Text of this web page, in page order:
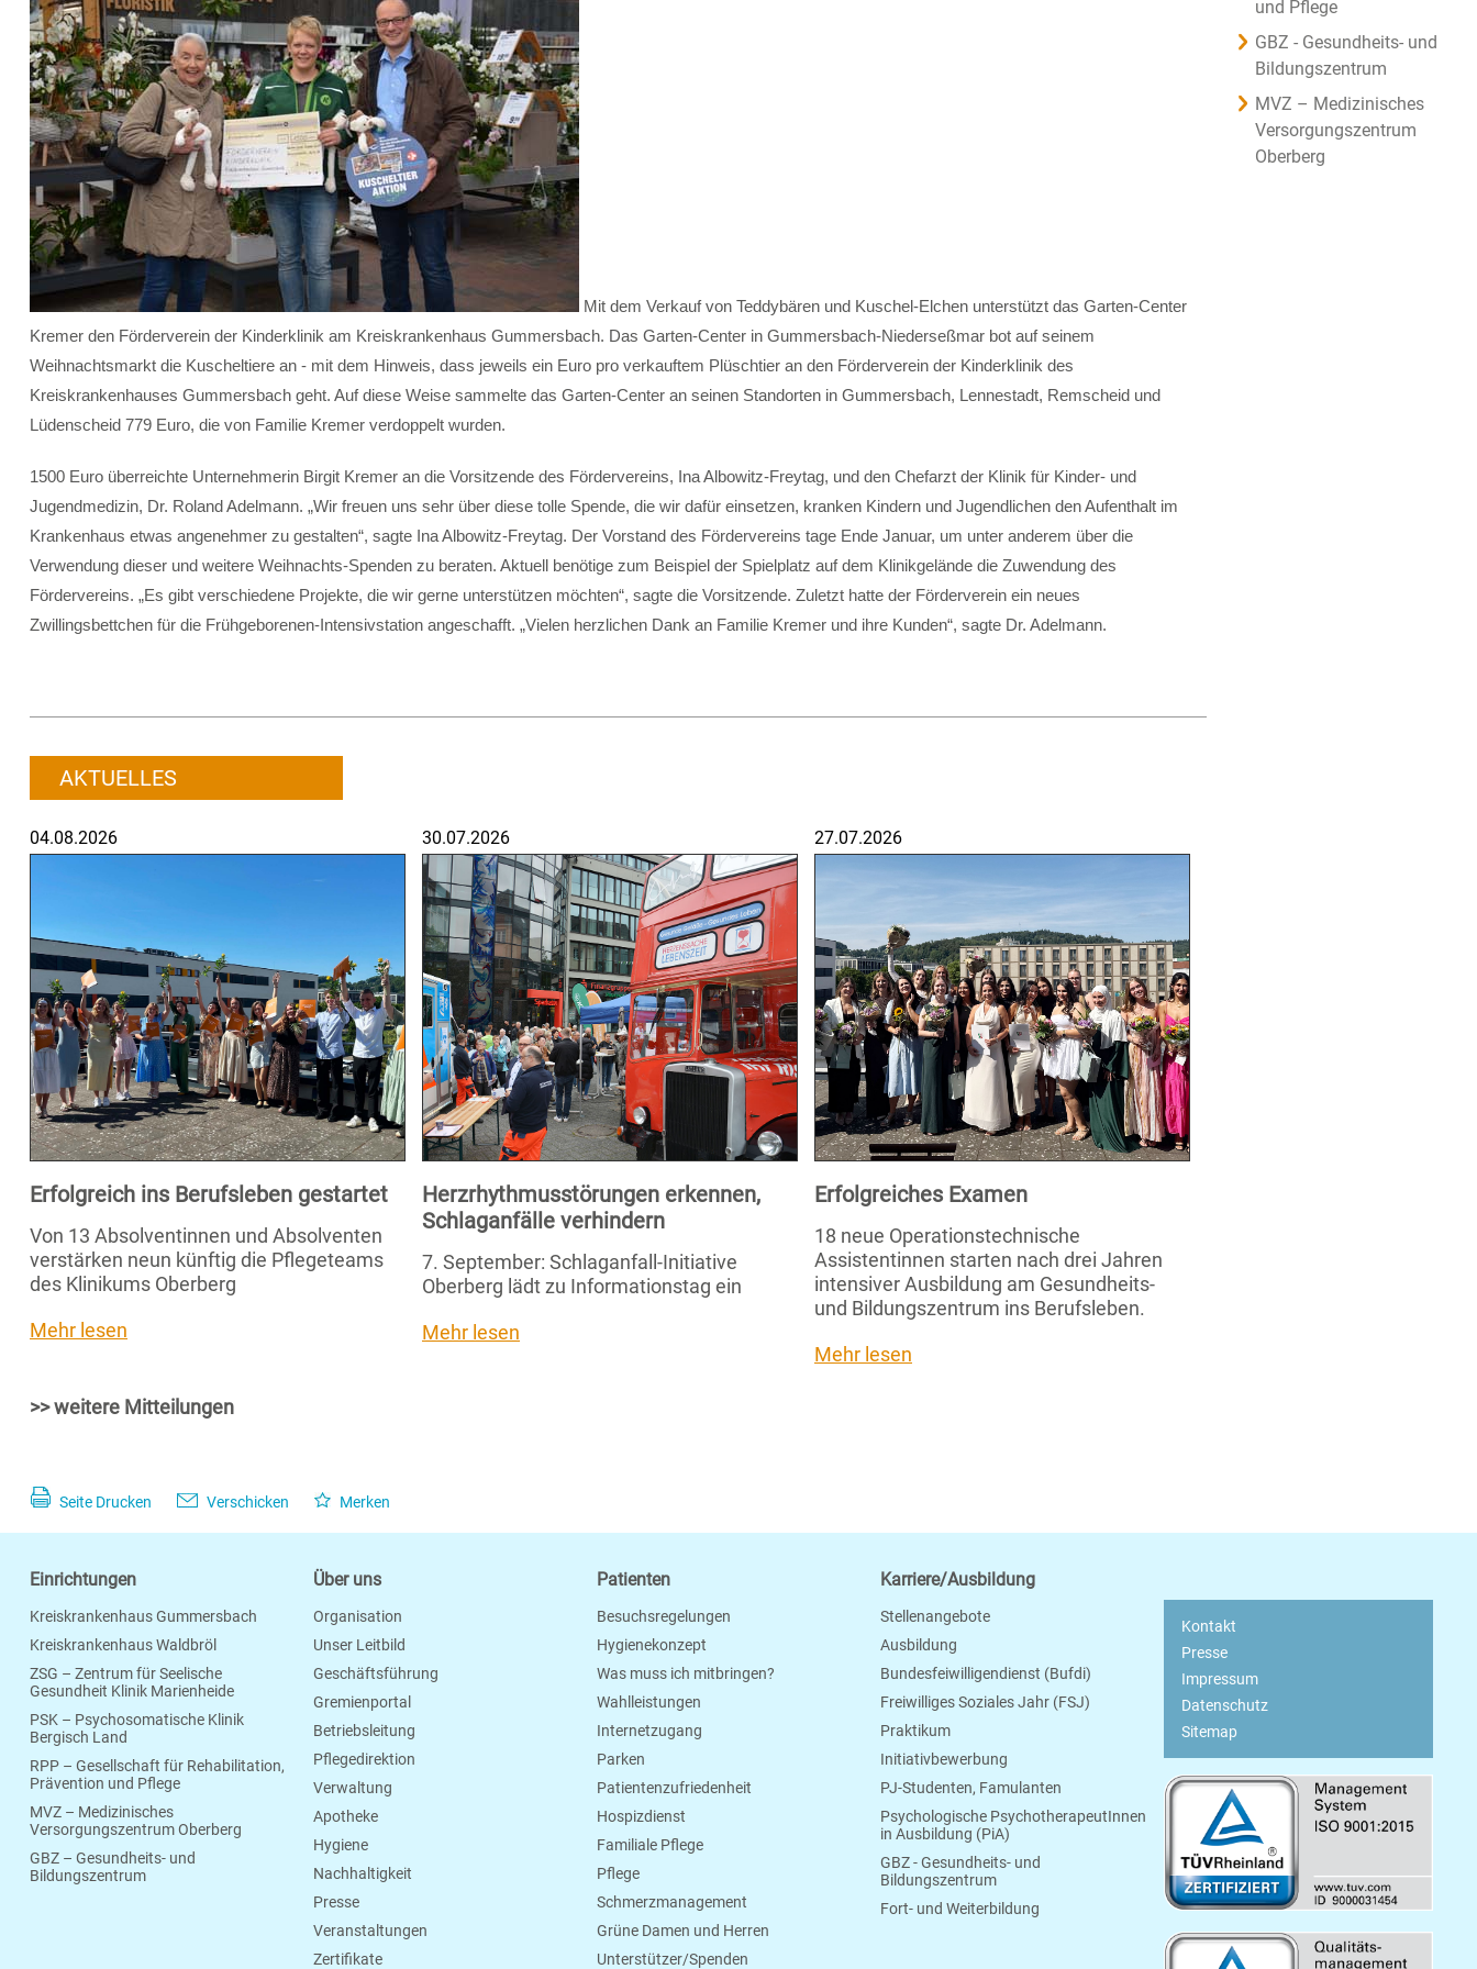
Mit dem Verkauf von Teddybären und Kuschel-Elchen unterstützt das Garten-Center
Kremer den Förderverein der Kinderklinik am Kreiskrankenhaus Gummersbach. Das Garten-Center in Gummersbach-Niederseßmar bot auf seinem
Weihnachtsmarkt die Kuscheltiere an - mit dem Hinweis, dass jeweils ein Euro pro verkauftem Plüschtier an den Förderverein der Kinderklinik des
Kreiskrankenhauses Gummersbach geht. Auf diese Weise sammelte das Garten-Center an seinen Standorten in Gummersbach, Lennestadt, Remscheid und
Lüdenscheid 779 Euro, die von Familie Kremer verdoppelt wurden.
1500 Euro überreichte Unternehmerin Birgit Kremer an die Vorsitzende des Fördervereins, Ina Albowitz-Freytag, und den Chefarzt der Klinik für Kinder- und
Jugendmedizin, Dr. Roland Adelmann. „Wir freuen uns sehr über diese tolle Spende, die wir dafür einsetzen, kranken Kindern und Jugendlichen den Aufenthalt im
Krankenhaus etwas angenehmer zu gestalten“, sagte Ina Albowitz-Freytag. Der Vorstand des Fördervereins tage Ende Januar, um unter anderem über die
Verwendung dieser und weitere Weihnachts-Spenden zu beraten. Aktuell benötige zum Beispiel der Spielplatz auf dem Klinikgelände die Zuwendung des
Fördervereins. „Es gibt verschiedene Projekte, die wir gerne unterstützen möchten“, sagte die Vorsitzende. Zuletzt hatte der Förderverein ein neues
Zwillingsbettchen für die Frühgeborenen-Intensivstation angeschafft. „Vielen herzlichen Dank an Familie Kremer und ihre Kunden“, sagte Dr. Adelmann.
AKTUELLES
04.08.2026
Erfolgreich ins Berufsleben gestartet
Von 13 Absolventinnen und Absolventen
verstärken neun künftig die Pflegeteams
des Klinikums Oberberg
Mehr lesen
30.07.2026
Herzrhythmusstörungen erkennen,
Schlaganfälle verhindern
7. September: Schlaganfall-Initiative
Oberberg lädt zu Informationstag ein
Mehr lesen
27.07.2026
Erfolgreiches Examen
18 neue Operationstechnische
Assistentinnen starten nach drei Jahren
intensiver Ausbildung am Gesundheits-
und Bildungszentrum ins Berufsleben.
Mehr lesen
>> weitere Mitteilungen
und Pflege
GBZ - Gesundheits- und
Bildungszentrum
MVZ – Medizinisches
Versorgungszentrum
Oberberg
Seite Drucken Verschicken Merken
Einrichtungen
Kreiskrankenhaus Gummersbach
Kreiskrankenhaus Waldbröl
ZSG – Zentrum für Seelische
Gesundheit Klinik Marienheide
PSK – Psychosomatische Klinik
Bergisch Land
RPP – Gesellschaft für Rehabilitation,
Prävention und Pflege
MVZ – Medizinisches
Versorgungszentrum Oberberg
GBZ – Gesundheits- und
Bildungszentrum
Über uns
Organisation
Unser Leitbild
Geschäftsführung
Gremienportal
Betriebsleitung
Pflegedirektion
Verwaltung
Apotheke
Hygiene
Nachhaltigkeit
Presse
Veranstaltungen
Zertifikate
Patienten
Besuchsregelungen
Hygienekonzept
Was muss ich mitbringen?
Wahlleistungen
Internetzugang
Parken
Patientenzufriedenheit
Hospizdienst
Familiale Pflege
Pflege
Schmerzmanagement
Grüne Damen und Herren
Unterstützer/Spenden
Karriere/Ausbildung
Stellenangebote
Ausbildung
Bundesfeiwilligendienst (Bufdi)
Freiwilliges Soziales Jahr (FSJ)
Praktikum
Initiativbewerbung
PJ-Studenten, Famulanten
Psychologische PsychotherapeutInnen
in Ausbildung (PiA)
GBZ - Gesundheits- und
Bildungszentrum
Fort- und Weiterbildung
Kontakt
Presse
Impressum
Datenschutz
Sitemap